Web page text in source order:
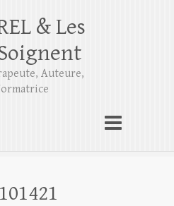
& Les
Auteure,